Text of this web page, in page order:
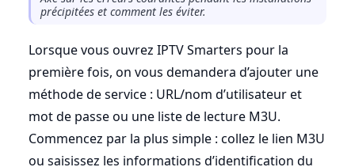
précipitées et comment les éviter.
Lorsque vous ouvrez IPTV Smarters pour la
première fois, on vous demandera d’ajouter une
méthode de service : URL/nom d’utilisateur et
mot de passe ou une liste de lecture M3U.
Commencez par la plus simple : collez le lien M3U
ou saisissez les informations d’identification du